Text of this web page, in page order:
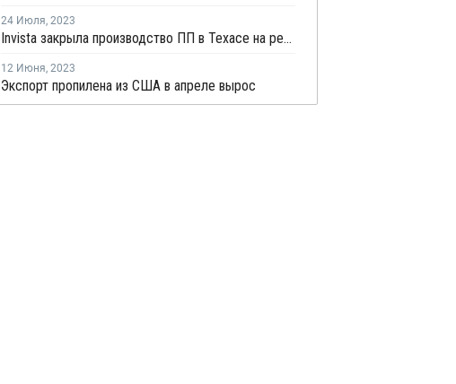
24 Июля, 2023
Invista закрыла производство ПП в Техасе на ремонт
12 Июня, 2023
Экспорт пропилена из США в апреле вырос